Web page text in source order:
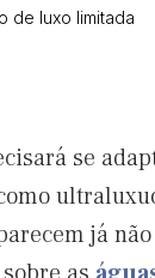
de luxo limitada
se
já